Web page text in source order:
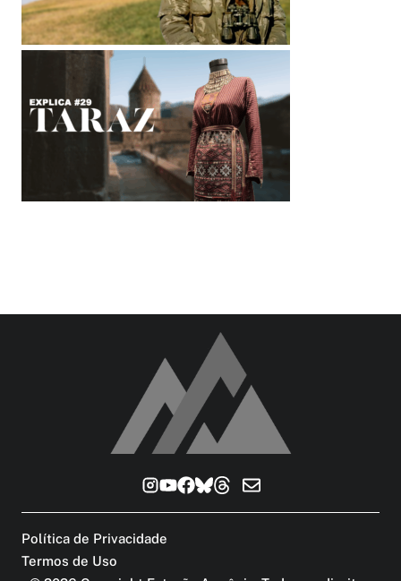
Política de Privacidade
Termos de Uso